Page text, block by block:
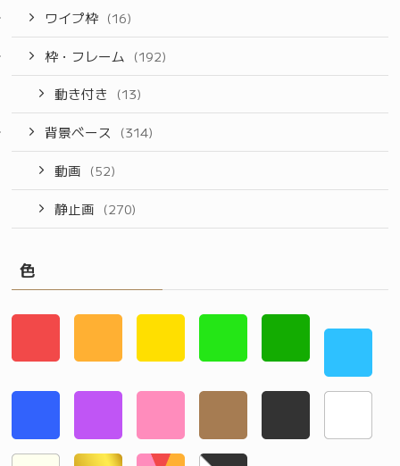
ワイプ枠 (16)
枠・フレーム (192)
動き付き (13)
背景ベース (314)
動画 (52)
静止画 (270)
色